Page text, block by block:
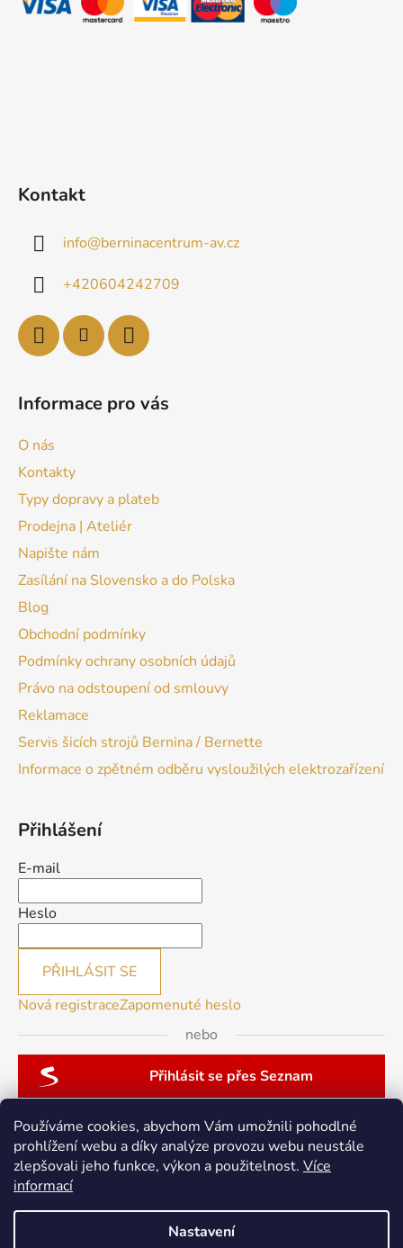
Používáme cookies, abychom Vám umožnili pohodlné
prohlížení webu a díky analýze provozu webu neustále
zlepšovali jeho funkce, výkon a použitelnost. Více
informací
Nastavení
Kontakt
info@berninacentrum-av.cz
+420604242709
Informace pro vás
O nás
Kontakty
Typy dopravy a plateb
Prodejna | Ateliér
Napište nám
Zasílání na Slovensko a do Polska
Blog
Obchodní podmínky
Podmínky ochrany osobních údajů
Právo na odstoupení od smlouvy
Reklamace
Servis šicích strojů Bernina / Bernette
Informace o zpětném odběru vysloužilých elektrozařízení
Přihlášení
E-mail
Heslo
PŘIHLÁSIT SE
Nová registraceZapomenuté heslo
nebo
Přihlásit se přes Seznam
patchwork-aja.cz